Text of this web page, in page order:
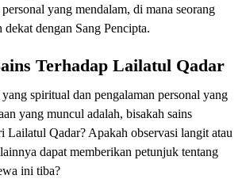
yang mendalam, di mana seorang
dekat dengan Sang Pencipta.
Terhadap Lailatul Qadar
spiritual dan pengalaman personal yang
yang muncul adalah, bisakah sains
Lailatul Qadar? Apakah observasi langit atau
dapat memberikan petunjuk tentang
ini tiba?